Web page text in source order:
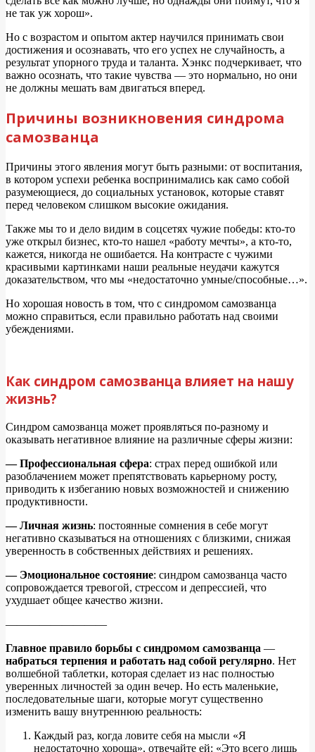
не так уж хорош».
Но с возрастом и опытом актер научился принимать свои
достижения и осознавать, что его успех не случайность, а
результат упорного труда и таланта. Хэнкс подчеркивает, что
важно осознать, что такие чувства — это нормально, но они
не должны мешать вам двигаться вперед.
Причины возникновения синдрома
самозванца
Причины этого явления могут быть разными: от воспитания,
в котором успехи ребенка воспринимались как само собой
разумеющиеся, до социальных установок, которые ставят
перед человеком слишком высокие ожидания.
Также мы то и дело видим в соцсетях чужие победы: кто-то
уже открыл бизнес, кто-то нашел «работу мечты», а кто-то,
кажется, никогда не ошибается. На контрасте с чужими
красивыми картинками наши реальные неудачи кажутся
доказательством, что мы «недостаточно умные/способные…».
Но хорошая новость в том, что с синдромом самозванца
можно справиться, если правильно работать над своими
убеждениями.
Как синдром самозванца влияет на нашу
жизнь?
Синдром самозванца может проявляться по-разному и
оказывать негативное влияние на различные сферы жизни:
— Профессиональная сфера: страх перед ошибкой или
разоблачением может препятствовать карьерному росту,
приводить к избеганию новых возможностей и снижению
продуктивности.
— Личная жизнь: постоянные сомнения в себе могут
негативно сказываться на отношениях с близкими, снижая
уверенность в собственных действиях и решениях.
— Эмоциональное состояние: синдром самозванца часто
сопровождается тревогой, стрессом и депрессией, что
ухудшает общее качество жизни.
—————————
Главное правило борьбы с синдромом самозванца —
набраться терпения и работать над собой регулярно. Нет
волшебной таблетки, которая сделает из нас полностью
уверенных личностей за один вечер. Но есть маленькие,
последовательные шаги, которые могут существенно
изменить вашу внутреннюю реальность:
Каждый раз, когда ловите себя на мысли «Я
недостаточно хороша», отвечайте ей: «Это всего лишь